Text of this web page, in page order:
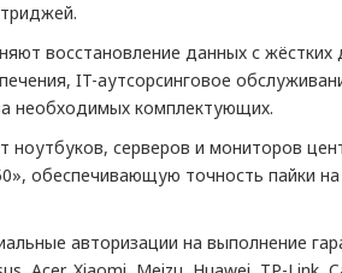
восстановление данных с
IT-аутсорсинговое
необходимых комплектующих.
серверов и мониторов
обеспечивающую точность пайки на
авторизации на выполнение